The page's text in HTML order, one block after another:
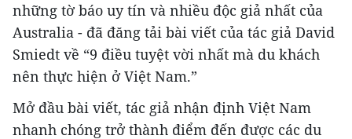
những tờ báo uy tín và nhiều độc giả nhất của
Australia - đã đăng tải bài viết của tác giả David
Smiedt về “9 điều tuyệt vời nhất mà du khách
nên thực hiện ở Việt Nam.”
Mở đầu bài viết, tác giả nhận định Việt Nam
nhanh chóng trở thành điểm đến được các du